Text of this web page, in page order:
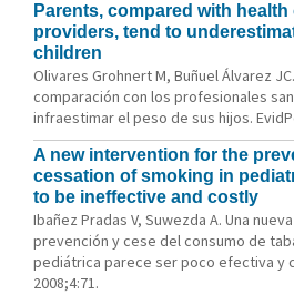
Parents, compared with health
providers, tend to
children
Olivares Grohnert M, Buñuel Álvarez
comparación con los profesionales
infraestimar el peso de sus hijos.
A new intervention for the
cessation of smoking in
to be ineffective and costly
Ibañez Pradas V, Suwezda A. Una
prevención y cese del consumo de
pediátrica parece ser poco efectiva y
2008;4:71.